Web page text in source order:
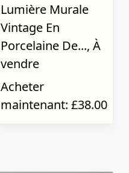
Lumière Murale
Vintage En
Porcelaine De..., À
vendre
Acheter
maintenant: £38.00